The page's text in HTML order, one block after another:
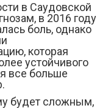
в Саудовской
в 2016 году
боль, однако
которая
устойчивого
все больше
будет сложным,